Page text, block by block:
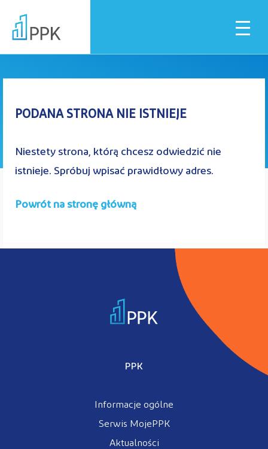
Dla pracodawcy
Zaloguj się
Błąd 404
PODANA STRONA NIE ISTNIEJE
Niestety strona, którą chcesz odwiedzić nie
istnieje. Spróbuj wpisać prawidłowy adres.
Powrót na stronę główną
PPK
Informacje ogólne
Serwis MojePPK
Aktualności